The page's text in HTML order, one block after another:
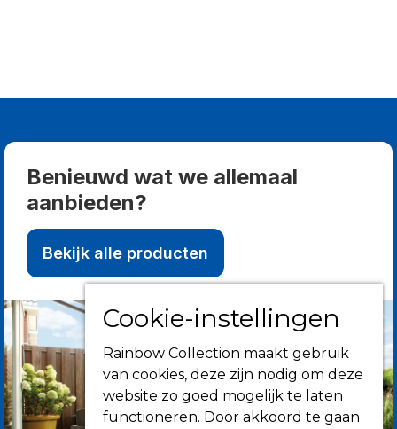
Benieuwd wat we allemaal
aanbieden?
Bekijk alle producten
Cookie-instellingen
Rainbow Collection maakt gebruik
van cookies, deze zijn nodig om deze
website zo goed mogelijk te laten
functioneren. Door akkoord te gaan